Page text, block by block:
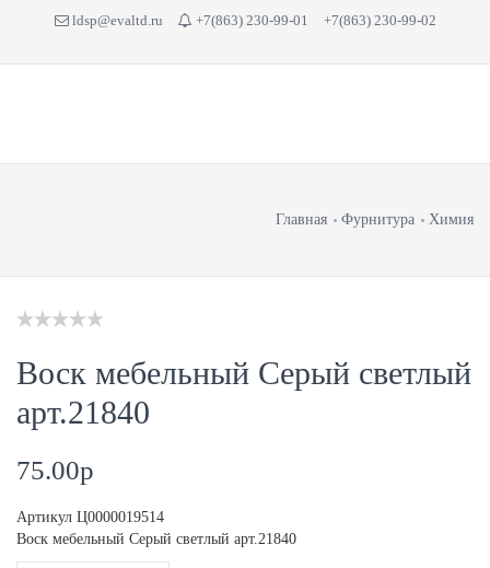
ldsp@evaltd.ru +7(863) 230-99-01 +7(863) 230-99-02
Главная Фурнитура Химия
Воск мебельный Серый светлый
арт.21840
75.00p
Артикул Ц0000019514
Воск мебельный Серый светлый арт.21840